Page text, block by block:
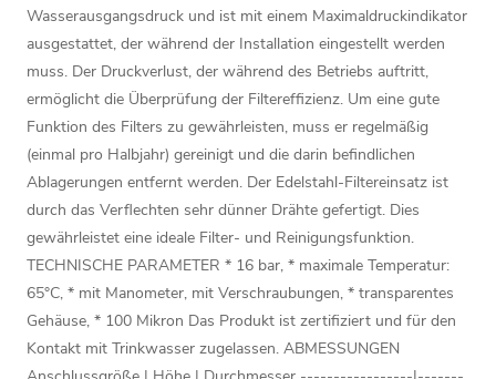
Wasserausgangsdruck und ist mit einem Maximaldruckindikator
ausgestattet, der während der Installation eingestellt werden
muss. Der Druckverlust, der während des Betriebs auftritt,
ermöglicht die Überprüfung der Filtereffizienz. Um eine gute
Funktion des Filters zu gewährleisten, muss er regelmäßig
(einmal pro Halbjahr) gereinigt und die darin befindlichen
Ablagerungen entfernt werden. Der Edelstahl-Filtereinsatz ist
durch das Verflechten sehr dünner Drähte gefertigt. Dies
gewährleistet eine ideale Filter- und Reinigungsfunktion.
TECHNISCHE PARAMETER * 16 bar, * maximale Temperatur:
65°C, * mit Manometer, mit Verschraubungen, * transparentes
Gehäuse, * 100 Mikron Das Produkt ist zertifiziert und für den
Kontakt mit Trinkwasser zugelassen. ABMESSUNGEN